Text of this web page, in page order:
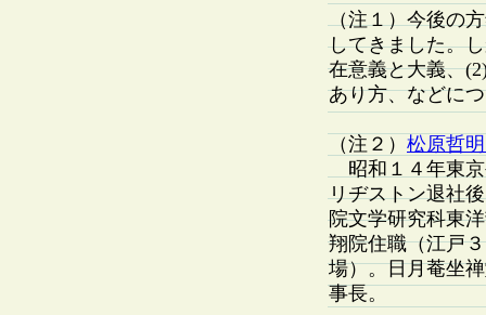
（注１）今後の
してきました。
在意義と大義、
あり方、などに
（注２） 松原哲
昭和１４年東京
リヂストン退社
院文学研究科東
翔院住職（江戸
場）。日月菴坐
事長。